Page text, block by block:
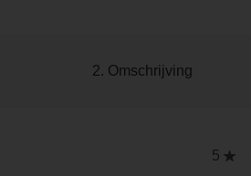
2. Omschrijving
5